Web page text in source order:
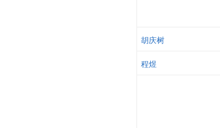
胡庆树
程煜